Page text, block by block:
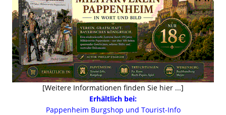
[Weitere Informationen finden Sie hier ...]
Erhältlich bei:
Pappenheim Burgshop und Tourist-Info